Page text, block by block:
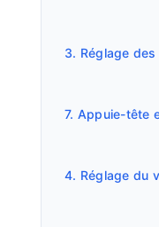
3. Réglage
7. Appuie-tête
4. Réglage du